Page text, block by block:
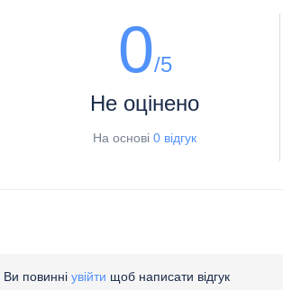
0/5
Не оцінено
На основі0 відгук
Ви повинні увійти щоб написати відгук